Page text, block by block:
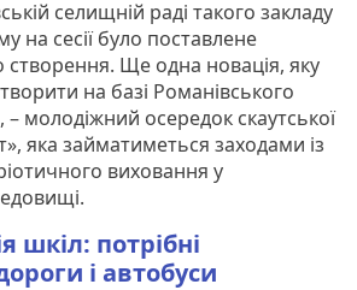
селищній раді такого закладу
на сесії було поставлене
Ще одна новація, яку
на базі Романівського
– молодіжний осередок скаутської
яка займатиметься заходами із
виховання у
шкіл: потрібні
і автобуси